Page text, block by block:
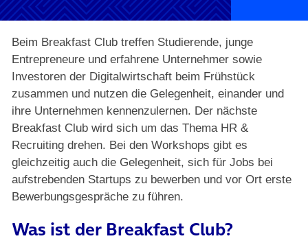
Beim Breakfast Club treffen Studierende, junge
Entrepreneure und erfahrene Unternehmer sowie
Investoren der Digitalwirtschaft beim Frühstück
zusammen und nutzen die Gelegenheit, einander und
ihre Unternehmen kennenzulernen. Der nächste
Breakfast Club wird sich um das Thema HR &
Recruiting drehen. Bei den Workshops gibt es
gleichzeitig auch die Gelegenheit, sich für Jobs bei
aufstrebenden Startups zu bewerben und vor Ort erste
Bewerbungsgespräche zu führen.
Was ist der Breakfast Club?